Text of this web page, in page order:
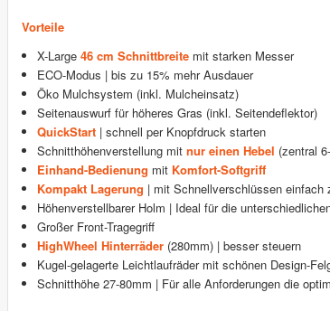
Vorteile
X-Large 46 cm Schnittbreitemit starken Messer
ECO-Modus | bis zu 15% mehr Ausdauer
Öko Mulchsystem (inkl. Mulcheinsatz)
Seitenauswurf für höheres Gras (inkl. Seitendeflektor)
QuickStart| schnell per Knopfdruck starten
Schnitthöhenverstellung mit nur einen Hebel (zentral
Einhand-Bedienung mit Komfort-Softgriff
Kompakt Lagerung | mit Schnellverschlüssen einfach
Höhenverstellbarer Holm | Ideal für die
Großer Front-Tragegriff
HighWheel Hinterräder(280mm) | besser steuern
Kugel-gelagerte Leichtlaufräder mit schönen Design-
Schnitthöhe 27-80mm | Für alle Anforderungen die